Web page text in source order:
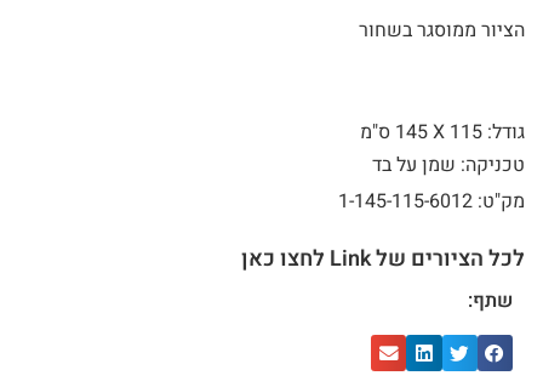
הציור ממוסגר בשחור
גודל: 115 X
145 ס"מ
טכניקה: שמן על בד
מק"ט: 1-145-115-6012
לכל הציורים של Link לחצו כאן
שתף: